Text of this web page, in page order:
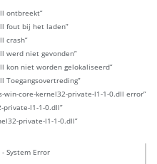
ontbreekt”
fout bij het laden”
crash”
werd niet gevonden”
kon niet worden gelokaliseerd”
Toegangsovertreding”
win-core-kernel32-private-l1-1-0.dll error”
private-l1-1-0.dll”
private-l1-1-0.dll”
System Error